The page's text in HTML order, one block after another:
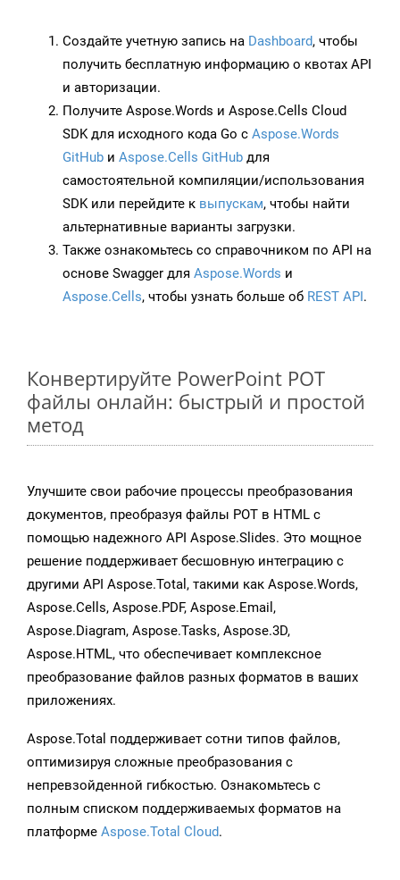
Создайте учетную запись на Dashboard, чтобы
получить бесплатную информацию о квотах API
и авторизации.
Получите Aspose.Words и Aspose.Cells Cloud
SDK для исходного кода Go с Aspose.Words
GitHub и Aspose.Cells GitHub для
самостоятельной компиляции/использования
SDK или перейдите к выпускам, чтобы найти
альтернативные варианты загрузки.
Также ознакомьтесь со справочником по API на
основе Swagger для Aspose.Words и
Aspose.Cells, чтобы узнать больше об REST API.
Конвертируйте PowerPoint POT
файлы онлайн: быстрый и простой
метод
Улучшите свои рабочие процессы преобразования
документов, преобразуя файлы POT в HTML с
помощью надежного API Aspose.Slides. Это мощное
решение поддерживает бесшовную интеграцию с
другими API Aspose.Total, такими как Aspose.Words,
Aspose.Cells, Aspose.PDF, Aspose.Email,
Aspose.Diagram, Aspose.Tasks, Aspose.3D,
Aspose.HTML, что обеспечивает комплексное
преобразование файлов разных форматов в ваших
приложениях.
Aspose.Total поддерживает сотни типов файлов,
оптимизируя сложные преобразования с
непревзойденной гибкостью. Ознакомьтесь с
полным списком поддерживаемых форматов на
платформе Aspose.Total Cloud.